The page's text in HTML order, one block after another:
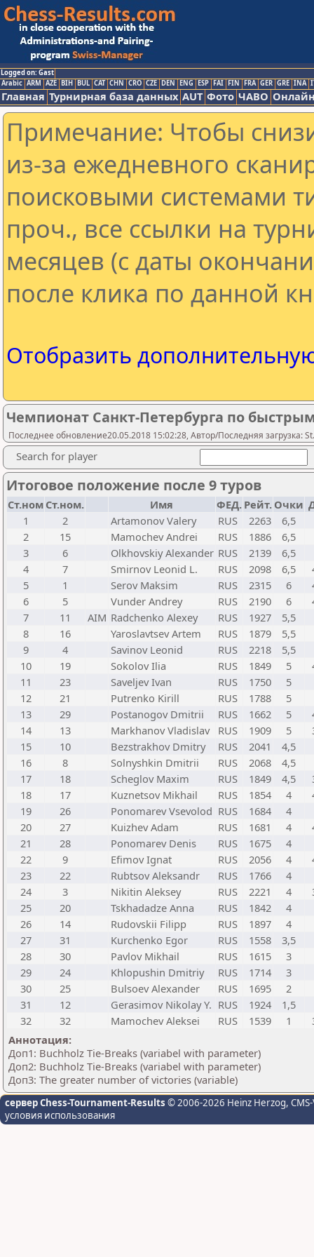
Logged on: Gast
Arabic ARM AZE BIH BUL CAT CHN CRO CZE DEN ENG ESP FAI FIN FRA GER GRE INA
Главная Турнирная база данных AUT Фото ЧАВО
Примечание: Чтобы
из-за ежедневного
поисковыми системами
проч., все ссылки на
месяцев (с даты
после клика по данной
Отобразить
Чемпионат Санкт-Петербурга по
Последнее обновление20.05.2018 15:02:28, Автор/Последняя загрузка:
Search for player
Итоговое положение после 9 туров
Ст.ном Ст.ном. Имя ФЕД. Рейт. Очки
1
2 Artamonov Valery RUS 2263
6,5
2
15 Mamochev Andrei RUS 1886
6,5
3
6 Olkhovskiy Alexander RUS 2139
6,5
4
7 Smirnov Leonid L. RUS 2098 6,5
5
1 Serov Maksim RUS 2315 6
6
5 Vunder Andrey RUS 2190 6
7
11 AIM Radchenko Alexey RUS 1927
5,5
8
16 Yaroslavtsev Artem RUS 1879
5,5
9
4 Savinov Leonid RUS 2218
5,5
10
19 Sokolov Ilia RUS 1849 5
11
23 Saveljev Ivan RUS 1750
5
12
21 Putrenko Kirill RUS 1788
5
13
29 Postanogov Dmitrii RUS 1662 5
14
13 Markhanov Vladislav RUS 1909 5
15
10 Bezstrakhov Dmitry RUS 2041
4,5
16
8 Solnyshkin Dmitrii RUS 2068
4,5
17
18 Scheglov Maxim RUS 1849 4,5
18
17 Kuznetsov Mikhail RUS 1854 4
19
26 Ponomarev Vsevolod RUS 1684
4
20
27 Kuizhev Adam RUS 1681 4
21
28 Ponomarev Denis RUS 1675
4
22
9 Efimov Ignat RUS 2056 4
23
22 Rubtsov Aleksandr RUS 1766
4
24
3 Nikitin Aleksey RUS 2221 4
25
20 Tskhadadze Anna RUS 1842
4
26
14 Rudovskii Filipp RUS 1897
4
27
31 Kurchenko Egor RUS 1558
3,5
28
30 Pavlov Mikhail RUS 1615
3
29
24 Khlopushin Dmitriy RUS 1714
3
30
25 Bulsoev Alexander RUS 1695
2
31
12 Gerasimov Nikolay Y. RUS 1924
1,5
32
32 Mamochev Aleksei RUS 1539 1
Аннотация:
Доп1: Buchholz Tie-Breaks (variabel with parameter)
Доп2: Buchholz Tie-Breaks (variabel with parameter)
Доп3: The greater number of victories (variable)
сервер Chess-Tournament-Results © 2006-2026 Heinz Herzog,
условия использования